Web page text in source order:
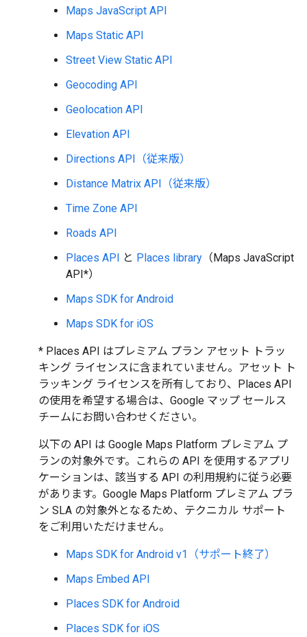
Maps JavaScript API
Maps Static API
Street View Static API
Geocoding API
Geolocation API
Elevation API
Directions API（従来版）
Distance Matrix API（従来版）
Time Zone API
Roads API
Places API と Places library （Maps JavaScript
API*）
Maps SDK for Android
Maps SDK for iOS
* Places API はプレミアム プラン アセット トラッ
キング ライセンスに含まれていません。アセット ト
ラッキング ライセンスを所有しており、Places API
の使用を希望する場合は、Google マップ セールス
チームにお問い合わせください。
以下の API は Google Maps Platform プレミアム プ
ランの対象外です。これらの API を使用するアプリ
ケーションは、該当する API の利用規約に従う必要
があります。Google Maps Platform プレミアム プラ
ン SLA の対象外となるため、テクニカル サポート
をご利用いただけません。
Maps SDK for Android v1（サポート終了）
Maps Embed API
Places SDK for Android
Places SDK for iOS